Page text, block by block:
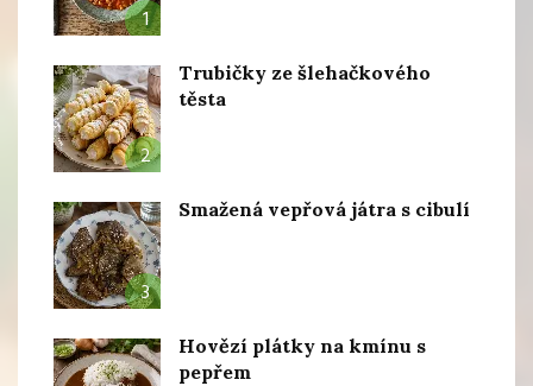
1
2
Trubičky ze šlehačkového
těsta
3
Smažená vepřová játra s cibulí
Hovězí plátky na kmínu s
pepřem